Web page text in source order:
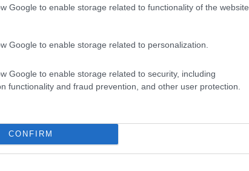
Google to enable storage related to functionality of the website
Google to enable storage related to personalization.
Google to enable storage related to security, including
functionality and fraud prevention, and other user protection.
CONFIRM
Csodálatos pillanatok ezek, Amato Ferrari
Azzal innen Szegedről a kanadai partokat el
a #12-es autója az élmenőkön kívül egyedüliként tudta
körön belül, ami persze a tavalyi 9-hez képest
rekord. Szóval azért ez sem semmi.